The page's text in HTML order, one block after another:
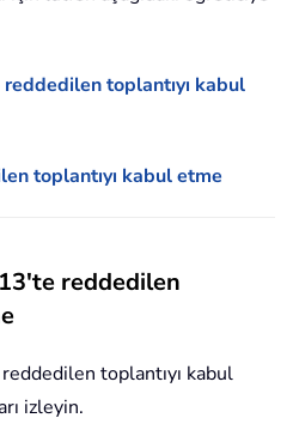
toplantıyı kabul
toplantıyı kabul etme
reddedilen
toplantıyı kabul
izleyin.